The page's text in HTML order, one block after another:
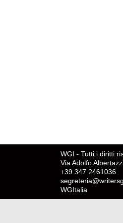
WGI - Tutti i diritti
Via Adolfo
+39 347 2461036
WGItalia